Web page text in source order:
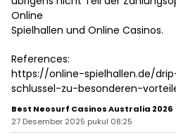
Online
Spielhallen und Online Casinos.
References:
https://online-spielhallen.de/
schlussel-zu-besonderen-
Best Neosurf Casinos Australia 2026
27 Desember 2025 pukul 08:25